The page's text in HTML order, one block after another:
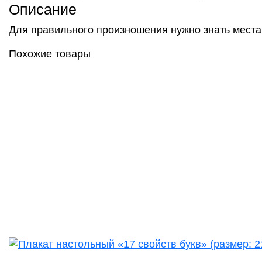
Описание
Для правильного произношения нужно знать
Похожие товары